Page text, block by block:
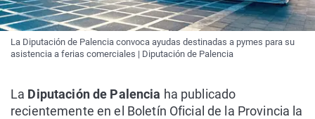
La Diputación de Palencia convoca ayudas destinadas a pymes para su
asistencia a ferias comerciales | Diputación de Palencia
La Diputación de Palencia ha publicado
recientemente en el Boletín Oficial de la Provincia la